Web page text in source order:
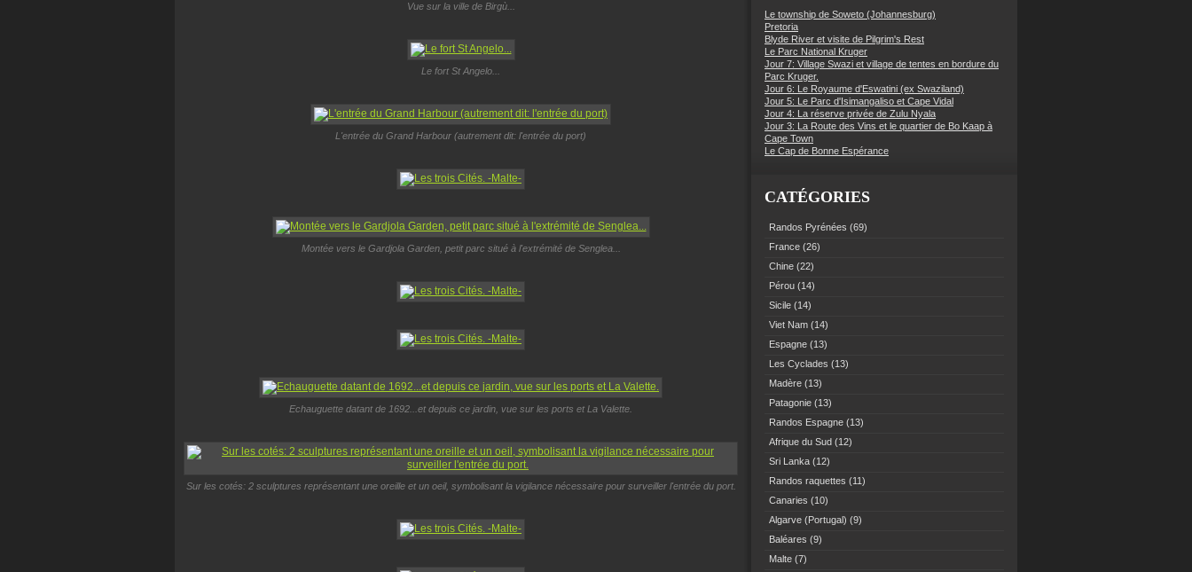
Vue sur la ville de Birgù...
Le fort St Angelo...
L'entrée du Grand Harbour (autrement dit: l'entrée du port)
Montée vers le Gardjola Garden, petit parc situé à l'extrémité de Senglea...
Echauguette datant de 1692...et depuis ce jardin, vue sur les ports et La Valette.
Sur les cotés: 2 sculptures représentant une oreille et un oeil, symbolisant la vigilance nécessaire pour surveiller l'entrée du port.
Le township de Soweto (Johannesburg)
Pretoria
Blyde River et visite de Pilgrim's Rest
Le Parc National Kruger
Jour 7: Village Swazi et village de tentes en bordure du
Parc Kruger.
Jour 6: Le Royaume d'Eswatini (ex Swaziland)
Jour 5: Le Parc d'Isimangaliso et Cape Vidal
Jour 4: La réserve privée de Zulu Nyala
Jour 3: La Route des Vins et le quartier de Bo Kaap à
Cape Town
Le Cap de Bonne Espérance
CATÉGORIES
Randos Pyrénées (69)
France (26)
Chine (22)
Pérou (14)
Sicile (14)
Viet Nam (14)
Espagne (13)
Les Cyclades (13)
Madère (13)
Patagonie (13)
Randos Espagne (13)
Afrique du Sud (12)
Sri Lanka (12)
Randos raquettes (11)
Canaries (10)
Algarve (Portugal) (9)
Baléares (9)
Malte (7)